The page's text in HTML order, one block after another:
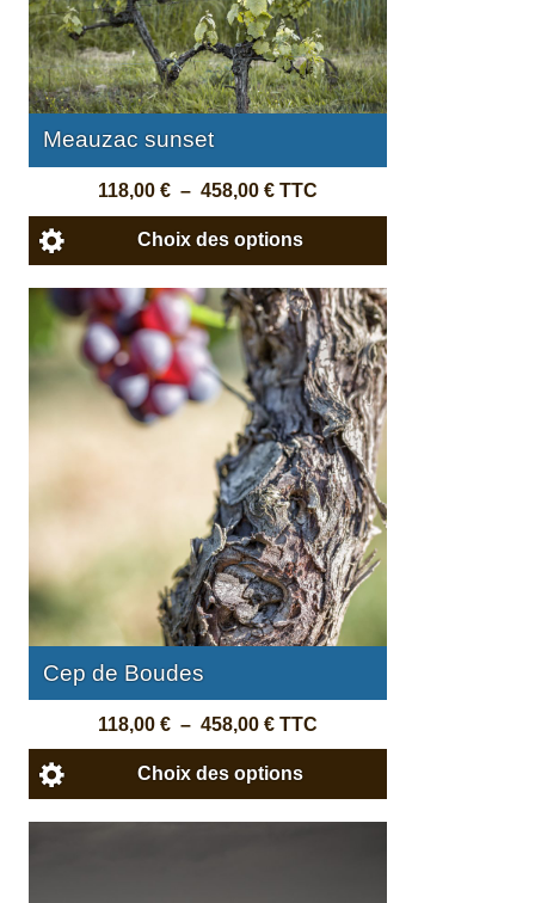
Meauzac sunset
118,00€ – 458,00€ TTC
Choix des options
Cep de Boudes
118,00€ – 458,00€ TTC
Choix des options